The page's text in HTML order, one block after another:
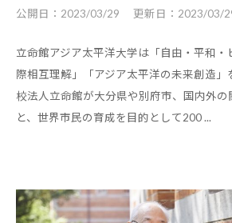
公開日： 2023/03/29 更新日： 2023/03/
立命館アジア太平洋大学は「自由・平和・
際相互理解」「アジア太平洋の未来創造」
校法人立命館が大分県や別府市、国内外の
と、世界市民の育成を目的として200 ...